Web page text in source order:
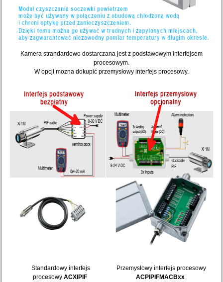
Kamera strandardowo dostarczana jest z podstawowym interfejsem
procesowym.
W opcji mozna dokupić przemysłowy interfejs procesowy.
Standardowy interfejs
procesowy ACXIPIF
Przemysłowy interfejs procesowy
ACPIPIFMACBxx